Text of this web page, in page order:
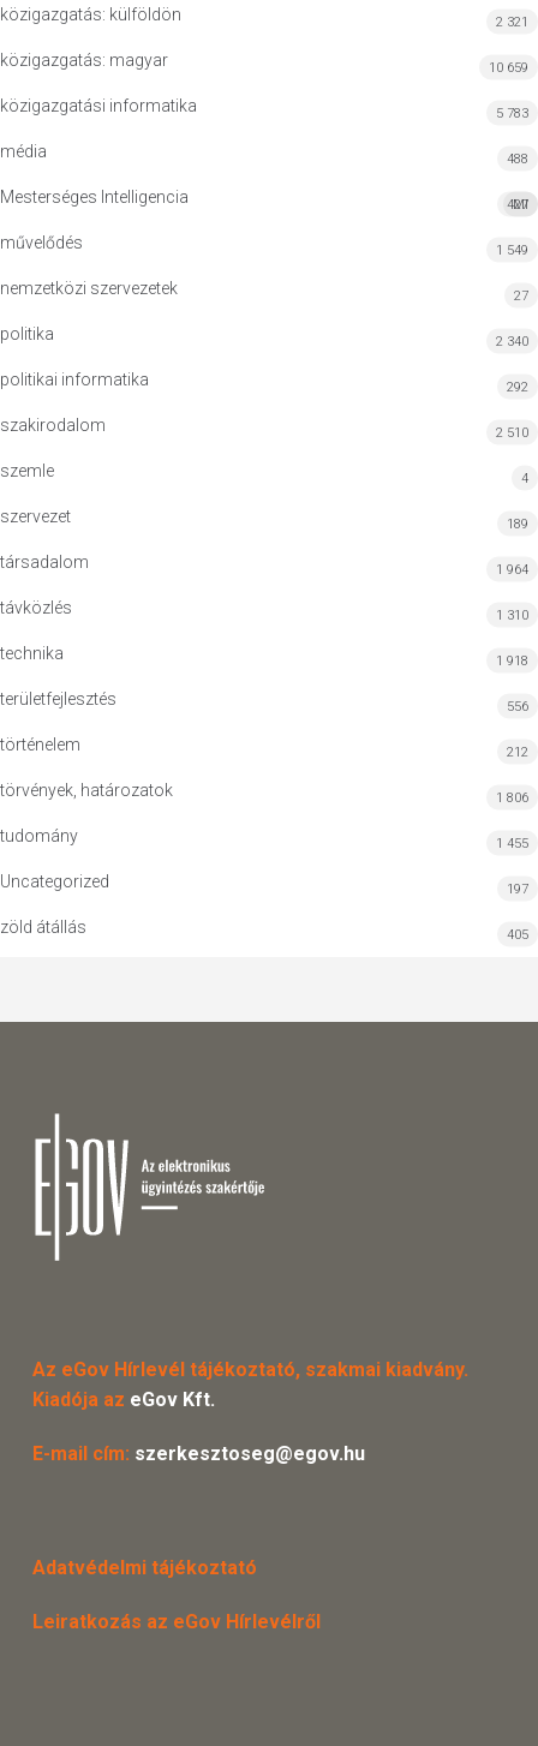
közigazgatás: külföldön 2 321
közigazgatás: magyar 10 659
közigazgatási informatika 5 783
média 488
Mesterséges Intelligencia MI
427
művelődés 1 549
nemzetközi szervezetek 27
politika 2 340
politikai informatika 292
szakirodalom 2 510
szemle 4
szervezet 189
társadalom 1 964
távközlés 1 310
technika 1 918
területfejlesztés 556
történelem 212
törvények, határozatok 1 806
tudomány 1 455
Uncategorized 197
zöld átállás 405
Az eGov Hírlevél tájékoztató, szakmai kiadvány.
Kiadója az eGov Kft.
E-mail cím: szerkesztoseg@egov.hu
Adatvédelmi tájékoztató
Leiratkozás az eGov Hírlevélről